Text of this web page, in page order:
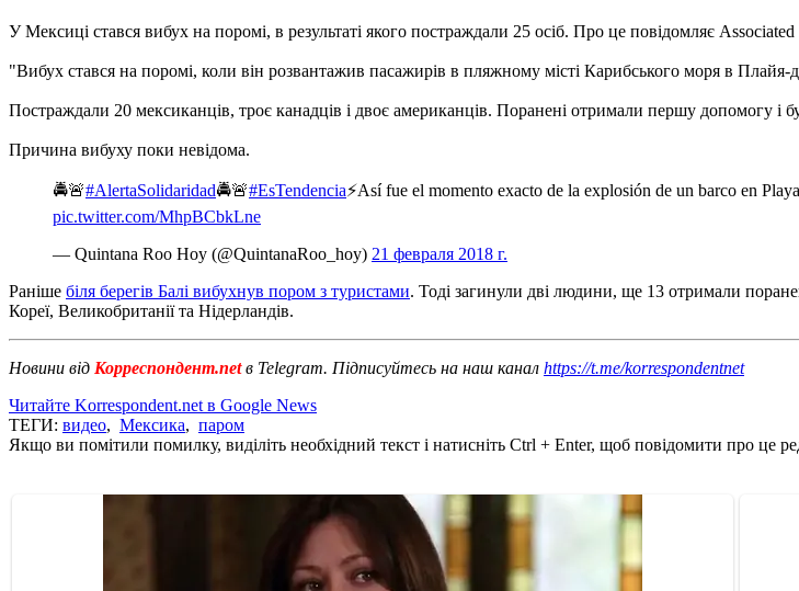
У Мексиці стався вибух на поромі, в результаті якого постраждали 25 осіб. Про це повідомляє
"Вибух стався на поромі, коли він розвантажив пасажирів в пляжному місті Карибського моря в Плайя-
Постраждали 20 мексиканців, троє канадців і двоє американців. Поранені отримали першу допомогу і
Причина вибуху поки невідома.
🚔🚨#AlertaSolidaridad🚔🚨#EsTendencia⚡Así fue el momento exacto de la explosión de un barco en
pic.twitter.com/MhpBCbkLne
— Quintana Roo Hoy (@QuintanaRoo_hoy) 21 февраля 2018 г.
Раніше біля берегів Балі вибухнув пором з туристами. Тоді загинули дві людини, ще 13 отримали
Кореї, Великобританії та Нідерландів.
Новини від Корреспондент.netв Telegram. Підписуйтесь на наш канал https://t.me/korrespondentnet
Читайте Korrespondent.net в Google News
ТЕГИ: видео, Мексика, паром
Якщо ви помітили помилку, виділіть необхідний текст і натисніть Ctrl + Enter, щоб повідомити про це